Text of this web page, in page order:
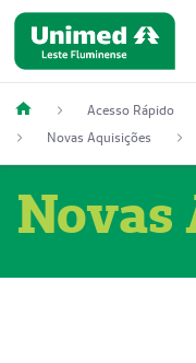
Acesso Rápido
Novas Aquisições
Novas